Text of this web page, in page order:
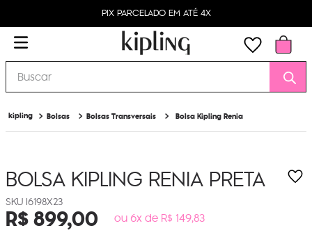
PIX PARCELADO EM ATÉ 4X
Buscar
Bolsas Bolsas Transversais Bolsa Kipling Renia
BOLSA KIPLING RENIAPRETA
I6198X23
R$899,00 ou 6x de R$ 149,83